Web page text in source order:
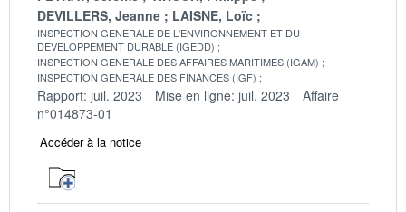
DEVILLERS, Jeanne
LAISNE, Loïc
INSPECTION GENERALE DE L'ENVIRONNEMENT ET DU
DEVELOPPEMENT DURABLE (IGEDD)
INSPECTION GENERALE DES AFFAIRES MARITIMES (IGAM)
INSPECTION GENERALE DES FINANCES (IGF)
Rapport: juil. 2023 Mise en ligne: juil. 2023
Affaire
n°014873-01
Accéder à la notice